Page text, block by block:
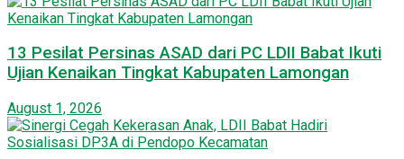
13 Pesilat Persinas ASAD dari PC LDII Babat Ikuti
Ujian Kenaikan Tingkat Kabupaten Lamongan
August 1, 2026